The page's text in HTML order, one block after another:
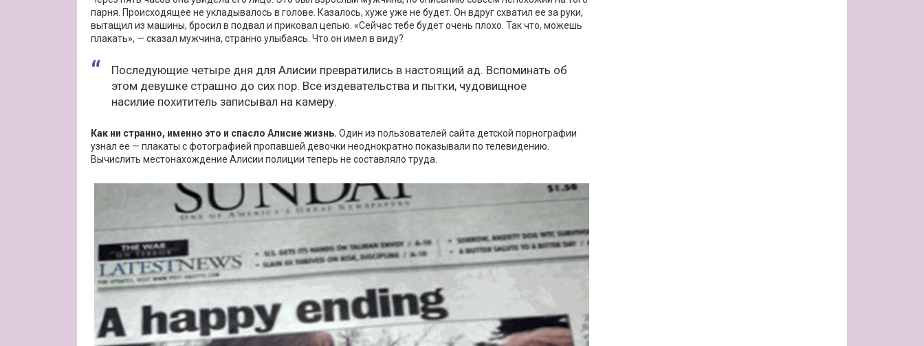
парня. Происходящее не укладывалось в голове. Казалось, хуже уже не будет. Он вдруг схватил ее за руки,
вытащил из машины, бросил в подвал и приковал цепью. «Сейчас тебе будет очень плохо. Так что, можешь
плакать», — сказал мужчина, странно улыбаясь. Что он имел в виду?
Последующие четыре дня для Алисии превратились в настоящий ад. Вспоминать об
этом девушке страшно до сих пор. Все издевательства и пытки, чудовищное
насилие похититель записывал на камеру.
Как ни странно, именно это и спасло Алисие жизнь. Один из пользователей сайта детской порнографии
узнал ее — плакаты с фотографией пропавшей девочки неоднократно показывали по телевидению.
Вычислить местонахождение Алисии полиции теперь не составляло труда.